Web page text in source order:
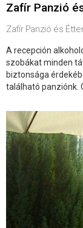
Zafír Panzió
Zafír Panzió és
A recepción
szobákat minden
biztonsága
található panziónk.